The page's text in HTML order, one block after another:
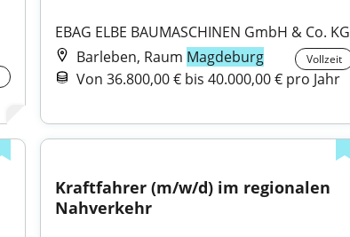
EBAG ELBE BAUMASCHINEN GmbH & Co. KG
Barleben, Raum Magdeburg Vollzeit
Von 36.800,00 € bis 40.000,00 € pro Jahr
Kraftfahrer (m/w/d) im regionalen
Nahverkehr